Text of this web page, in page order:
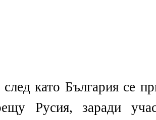
след като България се
Русия, заради